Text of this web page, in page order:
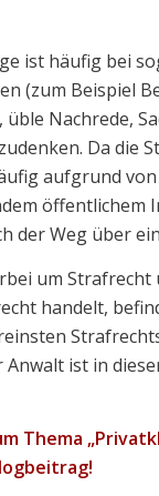
ist häufig bei
(zum Beispiel
Nachrede,
Da die
aufgrund
öffentlichem
der Weg über
um Strafrecht
handelt,
Anwalt ist in
Thema